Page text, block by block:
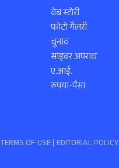
वेब स्टोरी
फोटो गैलरी
चुनाव
साइबर अपराध
ए.आई.
रुपया-पैसा
TERMS OF USE| EDITORIAL POLICY